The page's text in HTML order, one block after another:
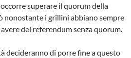
superare il quorum della
nonostante i grillini abbiano sempre
dei referendum senza quorum.
decideranno di porre fine a questo